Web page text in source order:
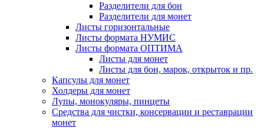
Разделители для бон
Разделители для монет
Листы горизонтальные
Листы формата НУМИС
Листы формата ОПТИМА
Листы для монет
Листы для бон, марок, открыток и пр.
Капсулы для монет
Холдеры для монет
Лупы, монокуляры, пинцеты
Средства для чистки, консервации и реставрации
монет